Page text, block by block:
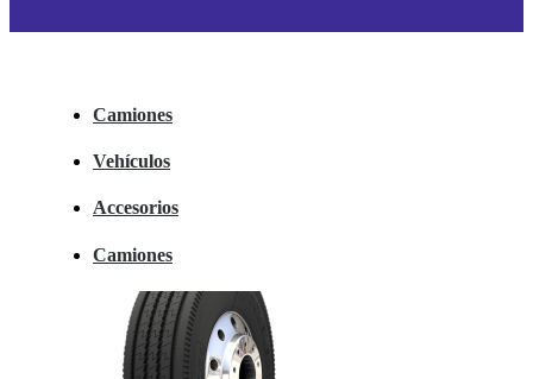
Camiones
Vehículos
Accesorios
Camiones